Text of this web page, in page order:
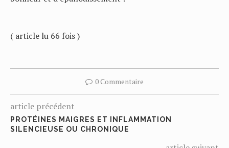
( article lu 66 fois )
0 Commentaire
article précédent
PROTÉINES MAIGRES ET INFLAMMATION
SILENCIEUSE OU CHRONIQUE